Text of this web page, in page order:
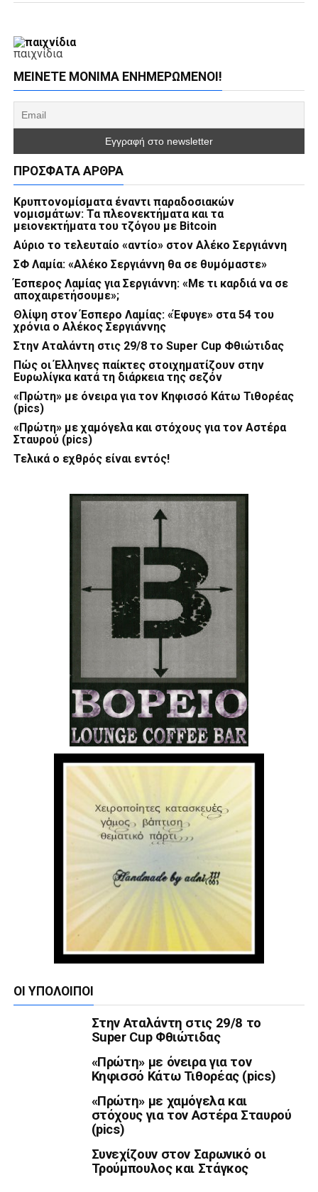
παιχνίδια
ΜΕΊΝΕΤΕ ΜΌΝΙΜΑ ΕΝΗΜΕΡΏΜΕΝΟΙ!
ΠΡΌΣΦΑΤΑ ΆΡΘΡΑ
Κρυπτονομίσματα έναντι παραδοσιακών
νομισμάτων: Τα πλεονεκτήματα και τα
μειονεκτήματα του τζόγου με Bitcoin
Αύριο το τελευταίο «αντίο» στον Αλέκο Σεργιάννη
ΣΦ Λαμία: «Αλέκο Σεργιάννη θα σε θυμόμαστε»
Έσπερος Λαμίας για Σεργιάννη: «Με τι καρδιά να σε
αποχαιρετήσουμε»;
Θλίψη στον Έσπερο Λαμίας: «Έφυγε» στα 54 του
χρόνια ο Αλέκος Σεργιάννης
Στην Αταλάντη στις 29/8 το Super Cup Φθιώτιδας
Πώς οι Έλληνες παίκτες στοιχηματίζουν στην
Ευρωλίγκα κατά τη διάρκεια της σεζόν
«Πρώτη» με όνειρα για τον Κηφισσό Κάτω Τιθορέας
(pics)
«Πρώτη» με χαμόγελα και στόχους για τον Αστέρα
Σταυρού (pics)
Τελικά ο εχθρός είναι εντός!
ΟΙ ΥΠΌΛΟΙΠΟΙ
Στην Αταλάντη στις 29/8 το
Super Cup Φθιώτιδας
«Πρώτη» με όνειρα για τον
Κηφισσό Κάτω Τιθορέας (pics)
«Πρώτη» με χαμόγελα και
στόχους για τον Αστέρα Σταυρού
(pics)
Συνεχίζουν στον Σαρωνικό οι
Τρούμπουλος και Στάγκος